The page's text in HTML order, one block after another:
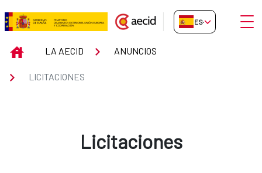
Saltar al contenido principal
Licitaciones
ES-ES Abrir
INICIOLA AECID ANUNCIOS
LICITACIONES
Licitaciones